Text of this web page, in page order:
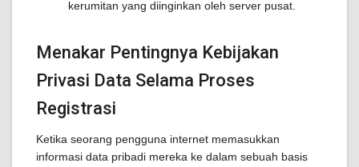
kerumitan yang diinginkan oleh server pusat.
Menakar Pentingnya Kebijakan
Privasi Data Selama Proses
Registrasi
Ketika seorang pengguna internet memasukkan
informasi data pribadi mereka ke dalam sebuah basis